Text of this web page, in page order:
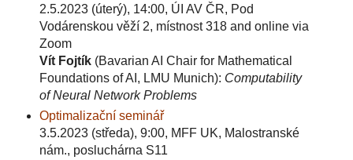
2.5.2023 (úterý), 14:00, ÚI AV ČR, Pod
Vodárenskou věží 2, místnost 318 and online via
Zoom
Vít Fojtík(Bavarian AI Chair for Mathematical
Foundations of AI, LMU Munich): Computability
of Neural Network Problems
Optimalizační seminář
3.5.2023 (středa), 9:00, MFF UK, Malostranské
nám., posluchárna S11